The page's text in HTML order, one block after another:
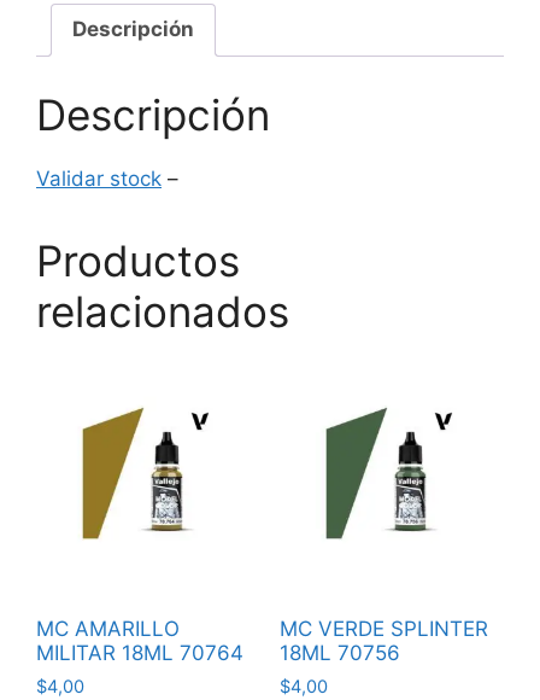
Descripción
Descripción
Validar stock –
Productos
relacionados
MC AMARILLO
MILITAR 18ML 70764
$4,00
MC VERDE SPLINTER
18ML 70756
$4,00